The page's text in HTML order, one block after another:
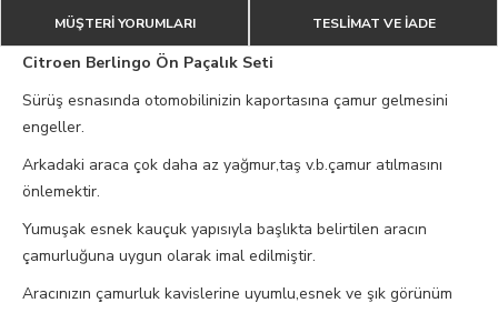
MÜŞTERİ YORUMLARI TESLİMAT VE İADE
Citroen Berlingo Ön Paçalık Seti
Sürüş esnasında otomobilinizin kaportasına çamur gelmesini
engeller.
Arkadaki araca çok daha az yağmur,taş v.b.çamur atılmasını
önlemektir.
Yumuşak esnek kauçuk yapısıyla başlıkta belirtilen aracın
çamurluğuna uygun olarak imal edilmiştir.
Aracınızın çamurluk kavislerine uyumlu,esnek ve şık görünüm